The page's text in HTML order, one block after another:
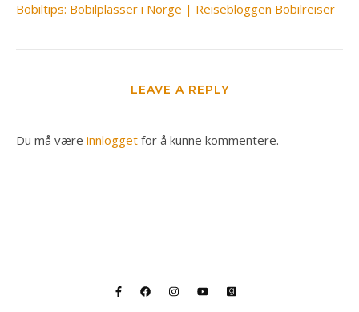
Bobiltips: Bobilplasser i Norge | Reisebloggen Bobilreiser
LEAVE A REPLY
Du må være innlogget for å kunne kommentere.